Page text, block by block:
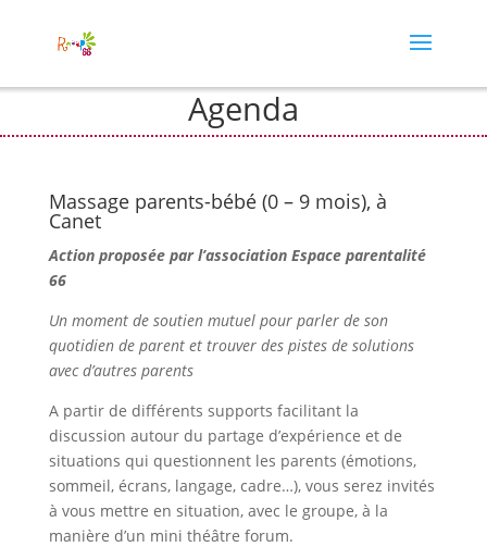
Agenda
Massage parents-bébé (0 – 9 mois), à
Canet
Action proposée par l’association Espace parentalité
66
Un moment de soutien mutuel pour parler de son
quotidien de parent et trouver des pistes de solutions
avec d’autres parents
A partir de différents supports facilitant la
discussion autour du partage d’expérience et de
situations qui questionnent les parents (émotions,
sommeil, écrans, langage, cadre…), vous serez invités
à vous mettre en situation, avec le groupe, à la
manière d’un mini théâtre forum.